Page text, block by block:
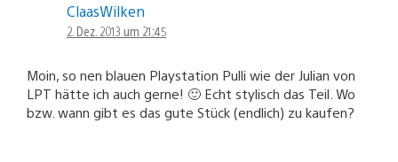
ClaasWilken
2. Dez. 2013 um 21:45
Moin, so nen blauen Playstation Pulli wie der Julian von
LPT hätte ich auch gerne! 🙂 Echt stylisch das Teil. Wo
bzw. wann gibt es das gute Stück (endlich) zu kaufen?